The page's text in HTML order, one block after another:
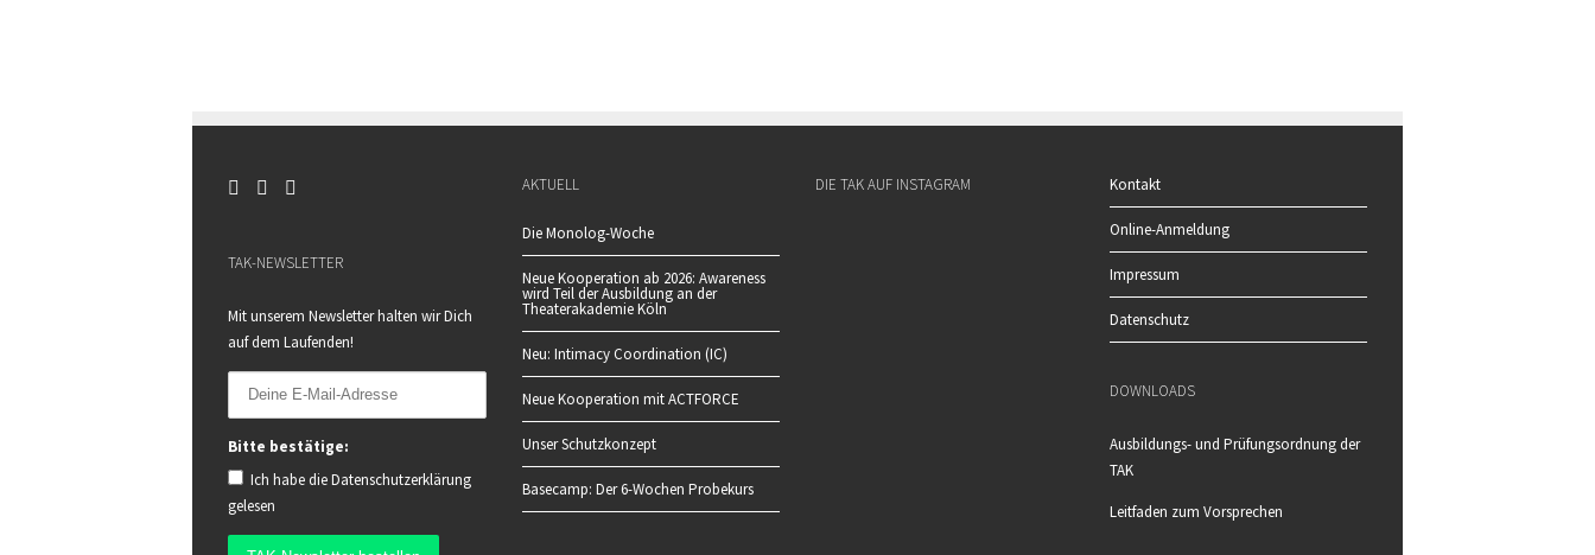
TAK-NEWSLETTER
Mit unserem Newsletter halten wir Dich
auf dem Laufenden!
Bitte bestätige:
Ich habe dieDatenschutzerklärung
gelesen
AKTUELL
Die Monolog-Woche
Neue Kooperation ab 2026: Awareness
wird Teil der Ausbildung an der
Theaterakademie Köln
Neu: Intimacy Coordination (IC)
Neue Kooperation mit ACTFORCE
Unser Schutzkonzept
Basecamp: Der 6-Wochen Probekurs
DIE TAK AUF INSTAGRAM Kontakt
Online-Anmeldung
Impressum
Datenschutz
DOWNLOADS
Ausbildungs- und Prüfungsordnung der
TAK
Leitfaden zum Vorsprechen